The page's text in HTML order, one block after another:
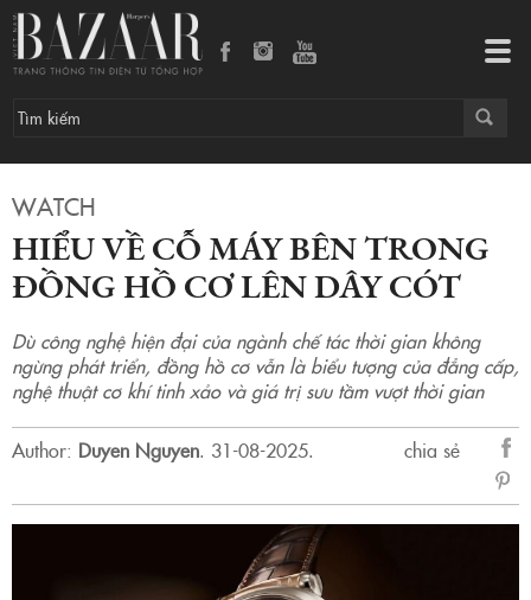
WATCH
HIỂU VỀ CỖ MÁY BÊN TRONG
ĐỒNG HỒ CƠ LÊN DÂY CÓT
Dù công nghệ hiện đại của ngành chế tác thời gian không
ngừng phát triển, đồng hồ cơ vẫn là biểu tượng của đẳng cấp,
nghệ thuật cơ khí tinh xảo và giá trị sưu tầm vượt thời gian
Author: Duyen Nguyen. 31-08-2025.
chia sẻ
sẻ